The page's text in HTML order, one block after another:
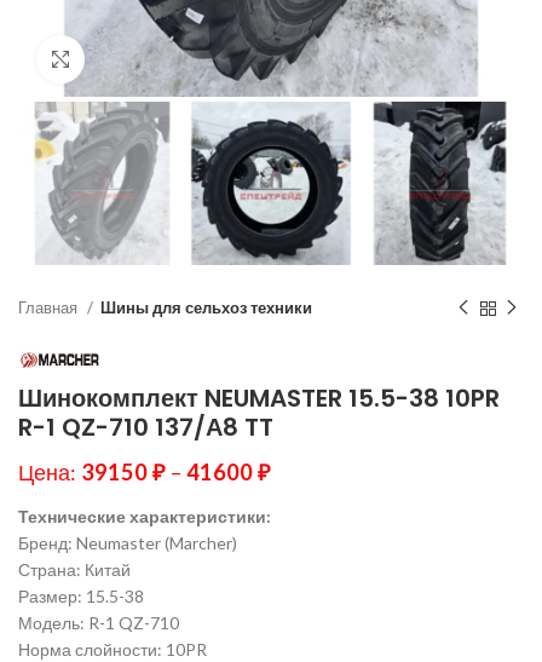
Нажмите, чтобы увеличить
Главная Шины для сельхоз техники
Шинокомплект NEUMASTER 15.5-38 10PR
R-1 QZ-710 137/А8 TT
Цена: 39150₽ – 41600₽
Технические характеристики:
Бренд: Neumaster (Marcher)
Страна: Китай
Размер: 15.5-38
Модель: R-1 QZ-710
Норма слойности: 10PR